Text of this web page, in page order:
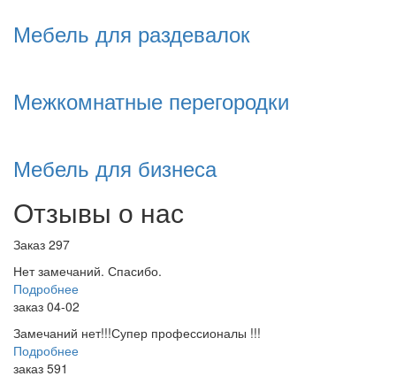
Мебель для раздевалок
Межкомнатные перегородки
Мебель для бизнеса
Отзывы о нас
Заказ 297
Нет замечаний. Спасибо.
Подробнее
заказ 04-02
Замечаний нет!!!Супер профессионалы !!!
Подробнее
заказ 591